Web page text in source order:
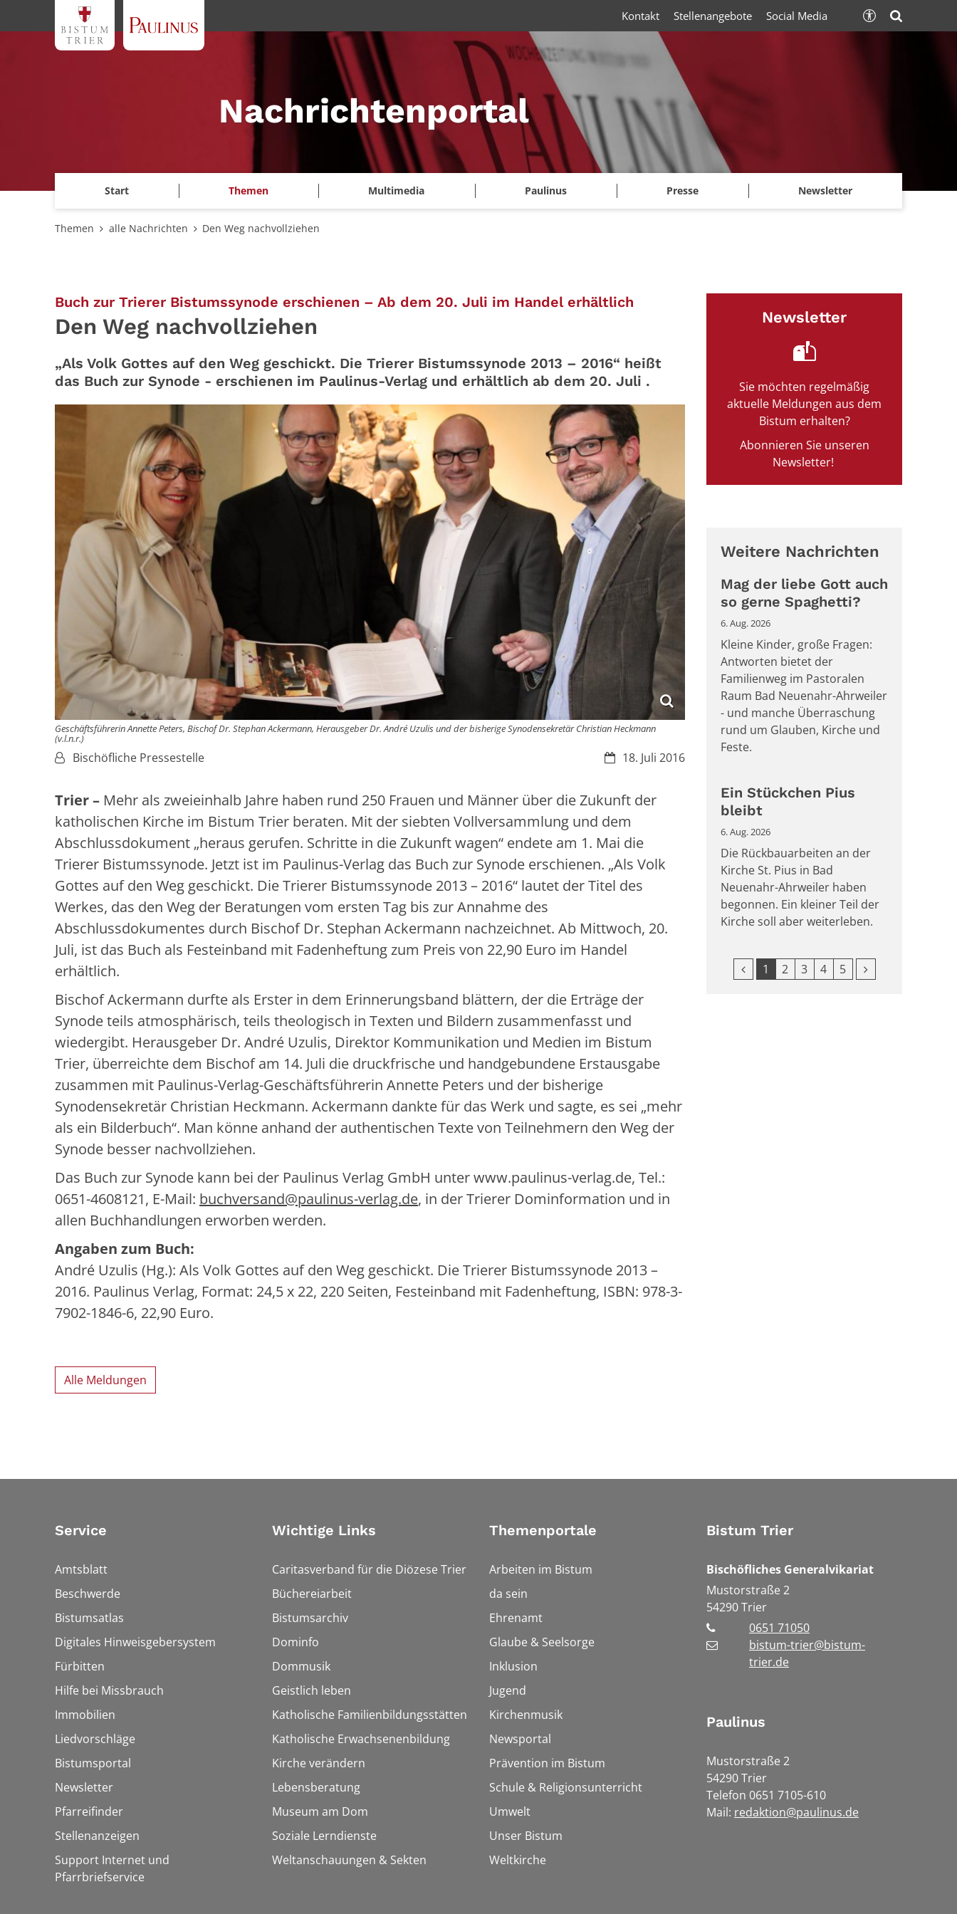
Zum Inhalt springen
Nachrichtenportal
Start Themen Multimedia Paulinus Presse Newsletter
Kontakt Stellenangebote Social Media
Themen alle Nachrichten Den Weg nachvollziehen
Buch zur Trierer Bistumssynode erschienen – Ab dem 20. Juli im Handel erhältlich
Den Weg nachvollziehen
„Als Volk Gottes auf den Weg geschickt. Die Trierer Bistumssynode 2013 – 2016“ heißt
das Buch zur Synode - erschienen im Paulinus-Verlag und erhältlich ab dem 20. Juli .
Geschäftsführerin Annette Peters, Bischof Dr. Stephan Ackermann, Herausgeber Dr. André Uzulis und der bisherige Synodensekretär Christian Heckmann
(v.l.n.r.)
Datum:18. Juli 2016
Von:Bischöfliche Pressestelle
Trier – Mehr als zweieinhalb Jahre haben rund 250 Frauen und Männer über die Zukunft der
katholischen Kirche im Bistum Trier beraten. Mit der siebten Vollversammlung und dem
Abschlussdokument „heraus gerufen. Schritte in die Zukunft wagen“ endete am 1. Mai die
Trierer Bistumssynode. Jetzt ist im Paulinus-Verlag das Buch zur Synode erschienen. „Als Volk
Gottes auf den Weg geschickt. Die Trierer Bistumssynode 2013 – 2016“ lautet der Titel des
Werkes, das den Weg der Beratungen vom ersten Tag bis zur Annahme des
Abschlussdokumentes durch Bischof Dr. Stephan Ackermann nachzeichnet. Ab Mittwoch, 20.
Juli, ist das Buch als Festeinband mit Fadenheftung zum Preis von 22,90 Euro im Handel
erhältlich.
Bischof Ackermann durfte als Erster in dem Erinnerungsband blättern, der die Erträge der
Synode teils atmosphärisch, teils theologisch in Texten und Bildern zusammenfasst und
wiedergibt. Herausgeber Dr. André Uzulis, Direktor Kommunikation und Medien im Bistum
Trier, überreichte dem Bischof am 14. Juli die druckfrische und handgebundene Erstausgabe
zusammen mit Paulinus-Verlag-Geschäftsführerin Annette Peters und der bisherige
Synodensekretär Christian Heckmann. Ackermann dankte für das Werk und sagte, es sei „mehr
als ein Bilderbuch“. Man könne anhand der authentischen Texte von Teilnehmern den Weg der
Synode besser nachvollziehen.
Das Buch zur Synode kann bei der Paulinus Verlag GmbH unterwww.paulinus-verlag.de, Tel.:
0651-4608121, E-Mail: buchversand@paulinus-verlag.de, in der Trierer Dominformation und in
allen Buchhandlungen erworben werden.
Angaben zum Buch:
André Uzulis (Hg.): Als Volk Gottes auf den Weg geschickt. Die Trierer Bistumssynode 2013 –
2016. Paulinus Verlag, Format: 24,5 x 22, 220 Seiten, Festeinband mit Fadenheftung, ISBN: 978-3-
7902-1846-6, 22,90 Euro.
Alle Meldungen
Newsletter
Sie möchten regelmäßig
aktuelle Meldungen aus dem
Bistum erhalten?
Abonnieren Sie unseren
Newsletter!
Weitere Nachrichten
Mag der liebe Gott auch
so gerne Spaghetti?
6. Aug. 2026
Kleine Kinder, große Fragen:
Antworten bietet der
Familienweg im Pastoralen
Raum Bad Neuenahr-Ahrweiler
- und manche Überraschung
rund um Glauben, Kirche und
Feste.
Ein Stückchen Pius
bleibt
6. Aug. 2026
Die Rückbauarbeiten an der
Kirche St. Pius in Bad
Neuenahr-Ahrweiler haben
begonnen. Ein kleiner Teil der
Kirche soll aber weiterleben.
Vorherige Seite
1 2 3 4 5 Nächste Seite
Service
Amtsblatt
Beschwerde
Bistumsatlas
Digitales Hinweisgebersystem
Fürbitten
Hilfe bei Missbrauch
Immobilien
Liedvorschläge
Bistumsportal
Newsletter
Pfarreifinder
Stellenanzeigen
Support Internet und
Pfarrbriefservice
Wichtige Links
Caritasverband für die Diözese Trier
Büchereiarbeit
Bistumsarchiv
Dominfo
Dommusik
Geistlich leben
Katholische Familienbildungsstätten
Katholische Erwachsenenbildung
Kirche verändern
Lebensberatung
Museum am Dom
Soziale Lerndienste
Weltanschauungen & Sekten
Themenportale
Arbeiten im Bistum
da sein
Ehrenamt
Glaube & Seelsorge
Inklusion
Jugend
Kirchenmusik
Newsportal
Prävention im Bistum
Schule & Religionsunterricht
Umwelt
Unser Bistum
Weltkirche
Bistum Trier
Bischöfliches Generalvikariat
Mustorstraße 2
54290Trier
0651 71050
bistum-trier@bistum-
trier.de
Paulinus
Mustorstraße 2
54290 Trier
Telefon 0651 7105-610
Mail: redaktion@paulinus.de